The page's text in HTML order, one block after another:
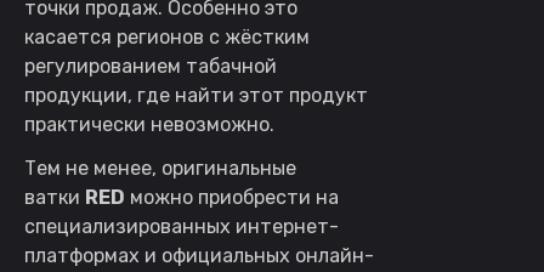
точки продаж. Особенно это
касается регионов с жёстким
регулированием табачной
продукции, где найти этот продукт
практически невозможно.
Тем не менее, оригинальные
ватки RED можно приобрести на
специализированных интернет-
платформах и официальных онлайн-